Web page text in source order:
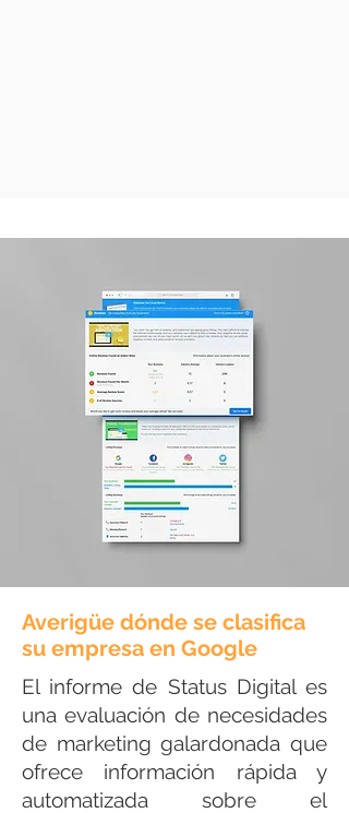
Averigüe dónde se clasifica
su empresa en Google
El informe de Status Digital es
una evaluación de necesidades
de marketing galardonada que
ofrece información rápida y
automatizada sobre el